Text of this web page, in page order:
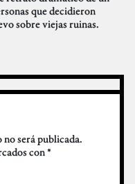
que decidieron
sobre viejas ruinas.
será publicada.
con*